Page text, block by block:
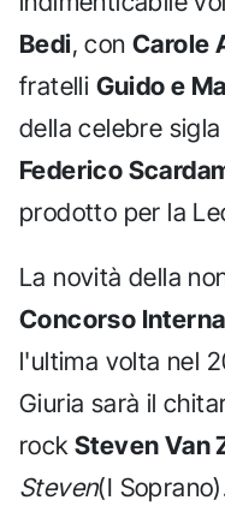
Bedi, conCarole
fratelli Guido e
della celebre
Federico
prodotto per la
La novità della
Concorso
l'ultima volta nel
Giuria sarà il
rock Steven Van
Steven(I